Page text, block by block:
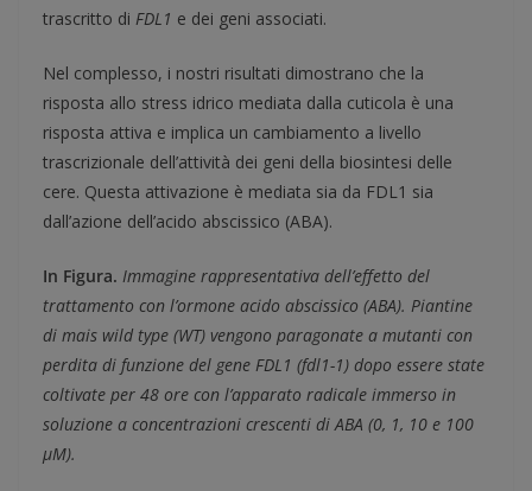
trascritto di FDL1 e dei geni associati.
Nel complesso, i nostri risultati dimostrano che la
risposta allo stress idrico mediata dalla cuticola è una
risposta attiva e implica un cambiamento a livello
trascrizionale dell’attività dei geni della biosintesi delle
cere. Questa attivazione è mediata sia da FDL1 sia
dall’azione dell’acido abscissico (ABA).
In Figura. Immagine rappresentativa dell’effetto del
trattamento con l’ormone acido abscissico (ABA). Piantine
di mais wild type (WT) vengono paragonate a mutanti con
perdita di funzione del gene FDL1 (fdl1-1) dopo essere state
coltivate per 48 ore con l’apparato radicale immerso in
soluzione a concentrazioni crescenti di ABA (0, 1, 10 e 100
µM).